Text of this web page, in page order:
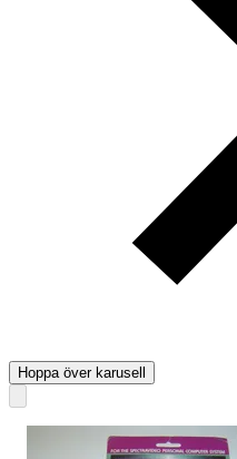
Hoppa över karusell